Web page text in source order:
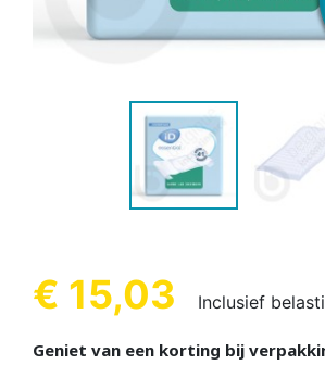
€ 15,03 Inclusief
Geniet van een korting bij